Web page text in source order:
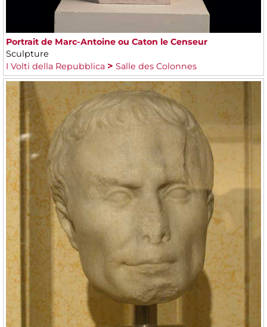
Portrait de Marc-Antoine ou Caton le Censeur
Sculpture
I Volti della Repubblica
Salle des Colonnes